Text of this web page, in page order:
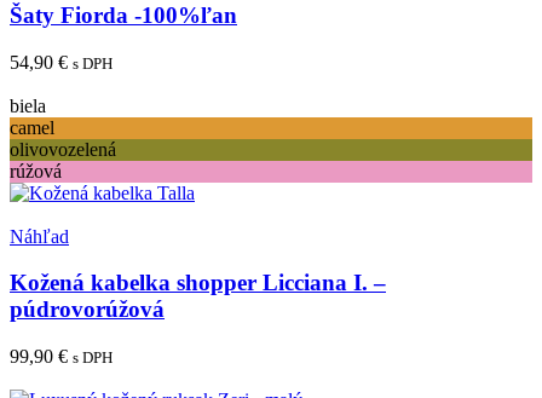
Šaty Fiorda -100%ľan
54,90 € s DPH
Možnosti
na
stránke
produktu.
biela
camel
olivovozelená
rúžová
Náhľad
Kožená kabelka shopper Licciana I. –
púdrovorúžová
99,90 € s DPH